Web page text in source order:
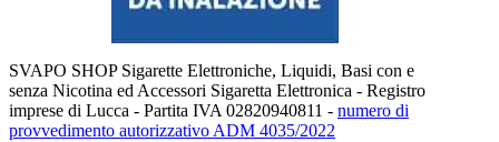
SVAPO SHOP Sigarette Elettroniche, Liquidi, Basi con e
senza Nicotina ed Accessori Sigaretta Elettronica - Registro
imprese di Lucca - Partita IVA 02820940811 - numero di
provvedimento autorizzativo ADM 4035/2022